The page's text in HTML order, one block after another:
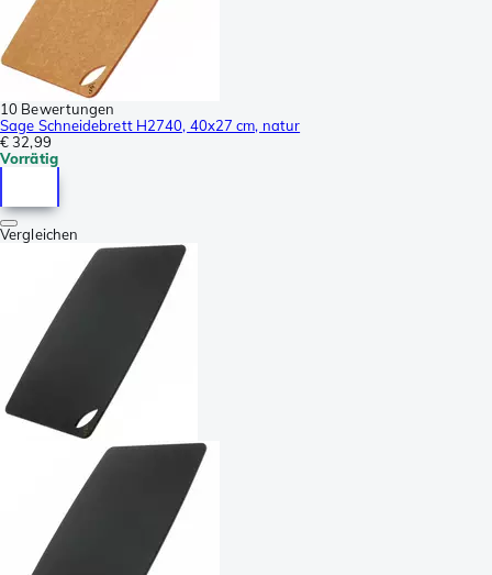
10 Bewertungen
Sage Schneidebrett H2740, 40x27 cm, natur
€ 32,99
Vorrätig
Vergleichen